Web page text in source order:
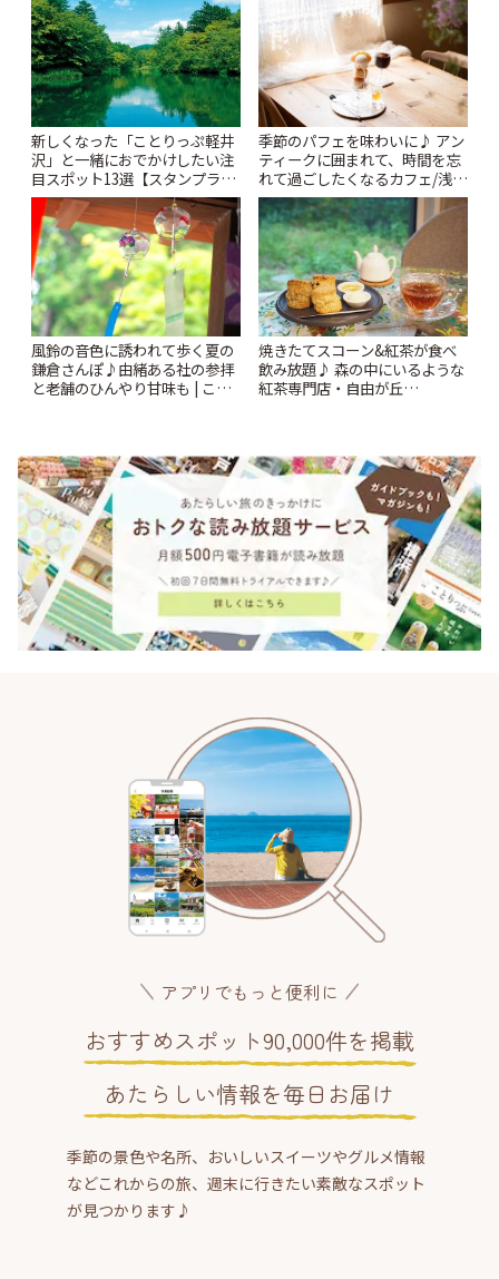
新しくなった「ことりっぷ軽井
沢」と一緒におでかけしたい注
目スポット13選【スタンプラリ
ー開催中】 | ことりっぷ
季節のパフェを味わいに♪ アン
ティークに囲まれて、時間を忘
れて過ごしたくなるカフェ/浅草
「annorum cafe」 | ことりっぷ
風鈴の音色に誘われて歩く夏の
鎌倉さんぽ♪由緒ある社の参拝
と老舗のひんやり甘味も | こと
焼きたてスコーン&紅茶が食べ
飲み放題♪ 森の中にいるような
紅茶専門店・自由が丘
アプリでもっと便利に
おすすめスポット90,000件を掲載
あたらしい情報を毎日お届け
季節の景色や名所、おいしいスイーツやグルメ情報
などこれからの旅、週末に行きたい素敵なスポット
が見つかります♪